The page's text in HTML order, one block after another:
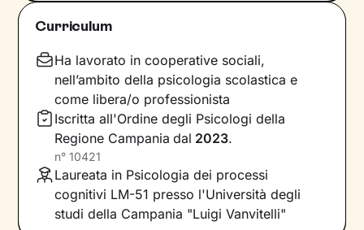
proviamo e i pensieri che concepiamo sono
cresciuti.
Per superare momenti difficili e raggiungere un
maggiore benessere bisogna comprendere
quali siano gli elementi che non ci
rappresentano più e quali i bisogni insoddisfatti
su cui lavorare. In base a questo si vanno a
individuare le risorse necessarie per farlo, che
sono già dentro di noi anche se spesso non ne
Curriculum
Ha lavorato in cooperative sociali,
nell’ambito della psicologia scolastica e
come libera/o professionista
Iscritta all'Ordine degli Psicologi della
Regione Campania dal 2023.
n° 10421
Laureata in Psicologia dei processi
cognitivi LM-51 presso l'Università degli
studi della Campania "Luigi Vanvitelli"